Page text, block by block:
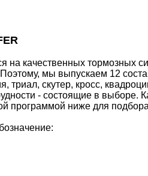
на качественных тормозных
мы выпускаем 12
триал, скутер, кросс,
- состоящие в выборе.
программой ниже для